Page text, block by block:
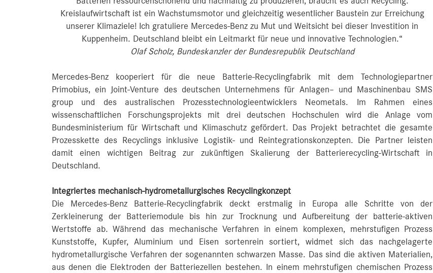
Kreislaufwirtschaft ist ein Wachstumsmotor und gleichzeitig wesentlicher Baustein zur Erreichung
unserer Klimaziele! Ich gratuliere Mercedes-Benz zu Mut und Weitsicht bei dieser Investition in
Kuppenheim. Deutschland bleibt ein Leitmarkt für neue und innovative Technologien.“
Olaf Scholz, Bundeskanzler der Bundesrepublik Deutschland
Mercedes-Benz kooperiert für die neue Batterie-Recyclingfabrik mit dem Technologiepartner
Primobius, ein Joint-Venture des deutschen Unternehmens für Anlagen– und Maschinenbau SMS
group und des australischen Prozesstechnologieentwicklers Neometals. Im Rahmen eines
wissenschaftlichen Forschungsprojekts mit drei deutschen Hochschulen wird die Anlage vom
Bundesministerium für Wirtschaft und Klimaschutz gefördert. Das Projekt betrachtet die gesamte
Prozesskette des Recyclings inklusive Logistik- und Reintegrationskonzepten. Die Partner leisten
damit einen wichtigen Beitrag zur zukünftigen Skalierung der Batterierecycling-Wirtschaft in
Deutschland.
Integriertes mechanisch-hydrometallurgisches Recyclingkonzept
Die Mercedes-Benz Batterie-Recyclingfabrik deckt erstmalig in Europa alle Schritte von der
Zerkleinerung der Batteriemodule bis hin zur Trocknung und Aufbereitung der batterie-aktiven
Wertstoffe ab. Während das mechanische Verfahren in einem komplexen, mehrstufigen Prozess
Kunststoffe, Kupfer, Aluminium und Eisen sortenrein sortiert, widmet sich das nachgelagerte
hydrometallurgische Verfahren der sogenannten schwarzen Masse. Das sind die aktiven Materialien,
aus denen die Elektroden der Batteriezellen bestehen. In einem mehrstufigen chemischen Prozess